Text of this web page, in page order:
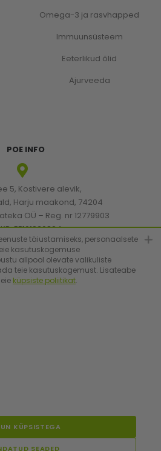
Omega-3 ja rasvhapped
Immuunsüsteem
Eeterlikud õlid
Ajurveeda
POE INFO
5, Kostivere alevik,
Harju maakond, 74204
OÜ – Reg. nr 12779903
EE101830894
protected]
EN LV FI
täiustamiseks, personaalsete
kasutuskogemuse
allpool olevate valikuliste
teie kasutuskogemust. Lisateabe
küpsiste poliitikat.
KÜPSISTEGA
SEADED